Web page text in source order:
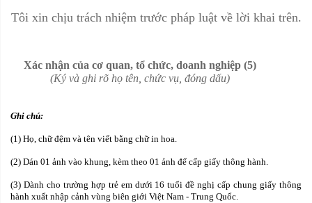
Tôi xin chịu trách nhiệm trước pháp luật về lời khai trên.
Xác nhận của cơ quan, tổ chức, doanh nghiệp (5)
(Ký và ghi rõ họ tên, chức vụ, đóng dấu)
Ghi chú:
(1) Họ, chữ đệm và tên viết bằng chữ in hoa.
(2) Dán 01 ảnh vào khung, kèm theo 01 ảnh để cấp giấy thông hành.
(3) Dành cho trường hợp trẻ em dưới 16 tuổi đề nghị cấp chung giấy thông
hành xuất nhập cảnh vùng biên giới Việt Nam - Trung Quốc.